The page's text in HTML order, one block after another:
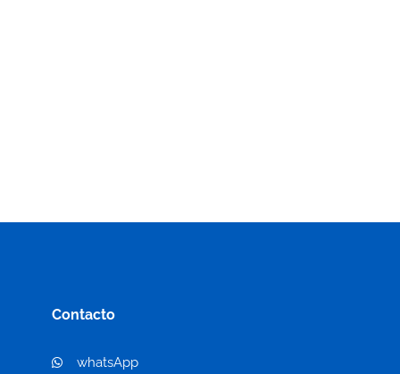
Contacto
whatsApp